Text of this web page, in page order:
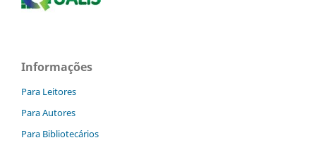
Informações
Para Leitores
Para Autores
Para Bibliotecários